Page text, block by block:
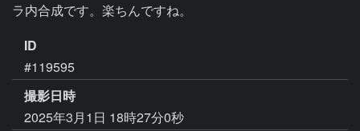
ラ内合成です。楽ちんですね。
ID
#119595
撮影日時
2025年3月1日 18時27分0秒